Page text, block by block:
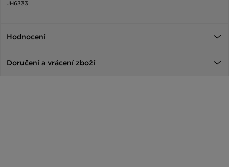
JH6333
Hodnocení
Doručení a vrácení zboží